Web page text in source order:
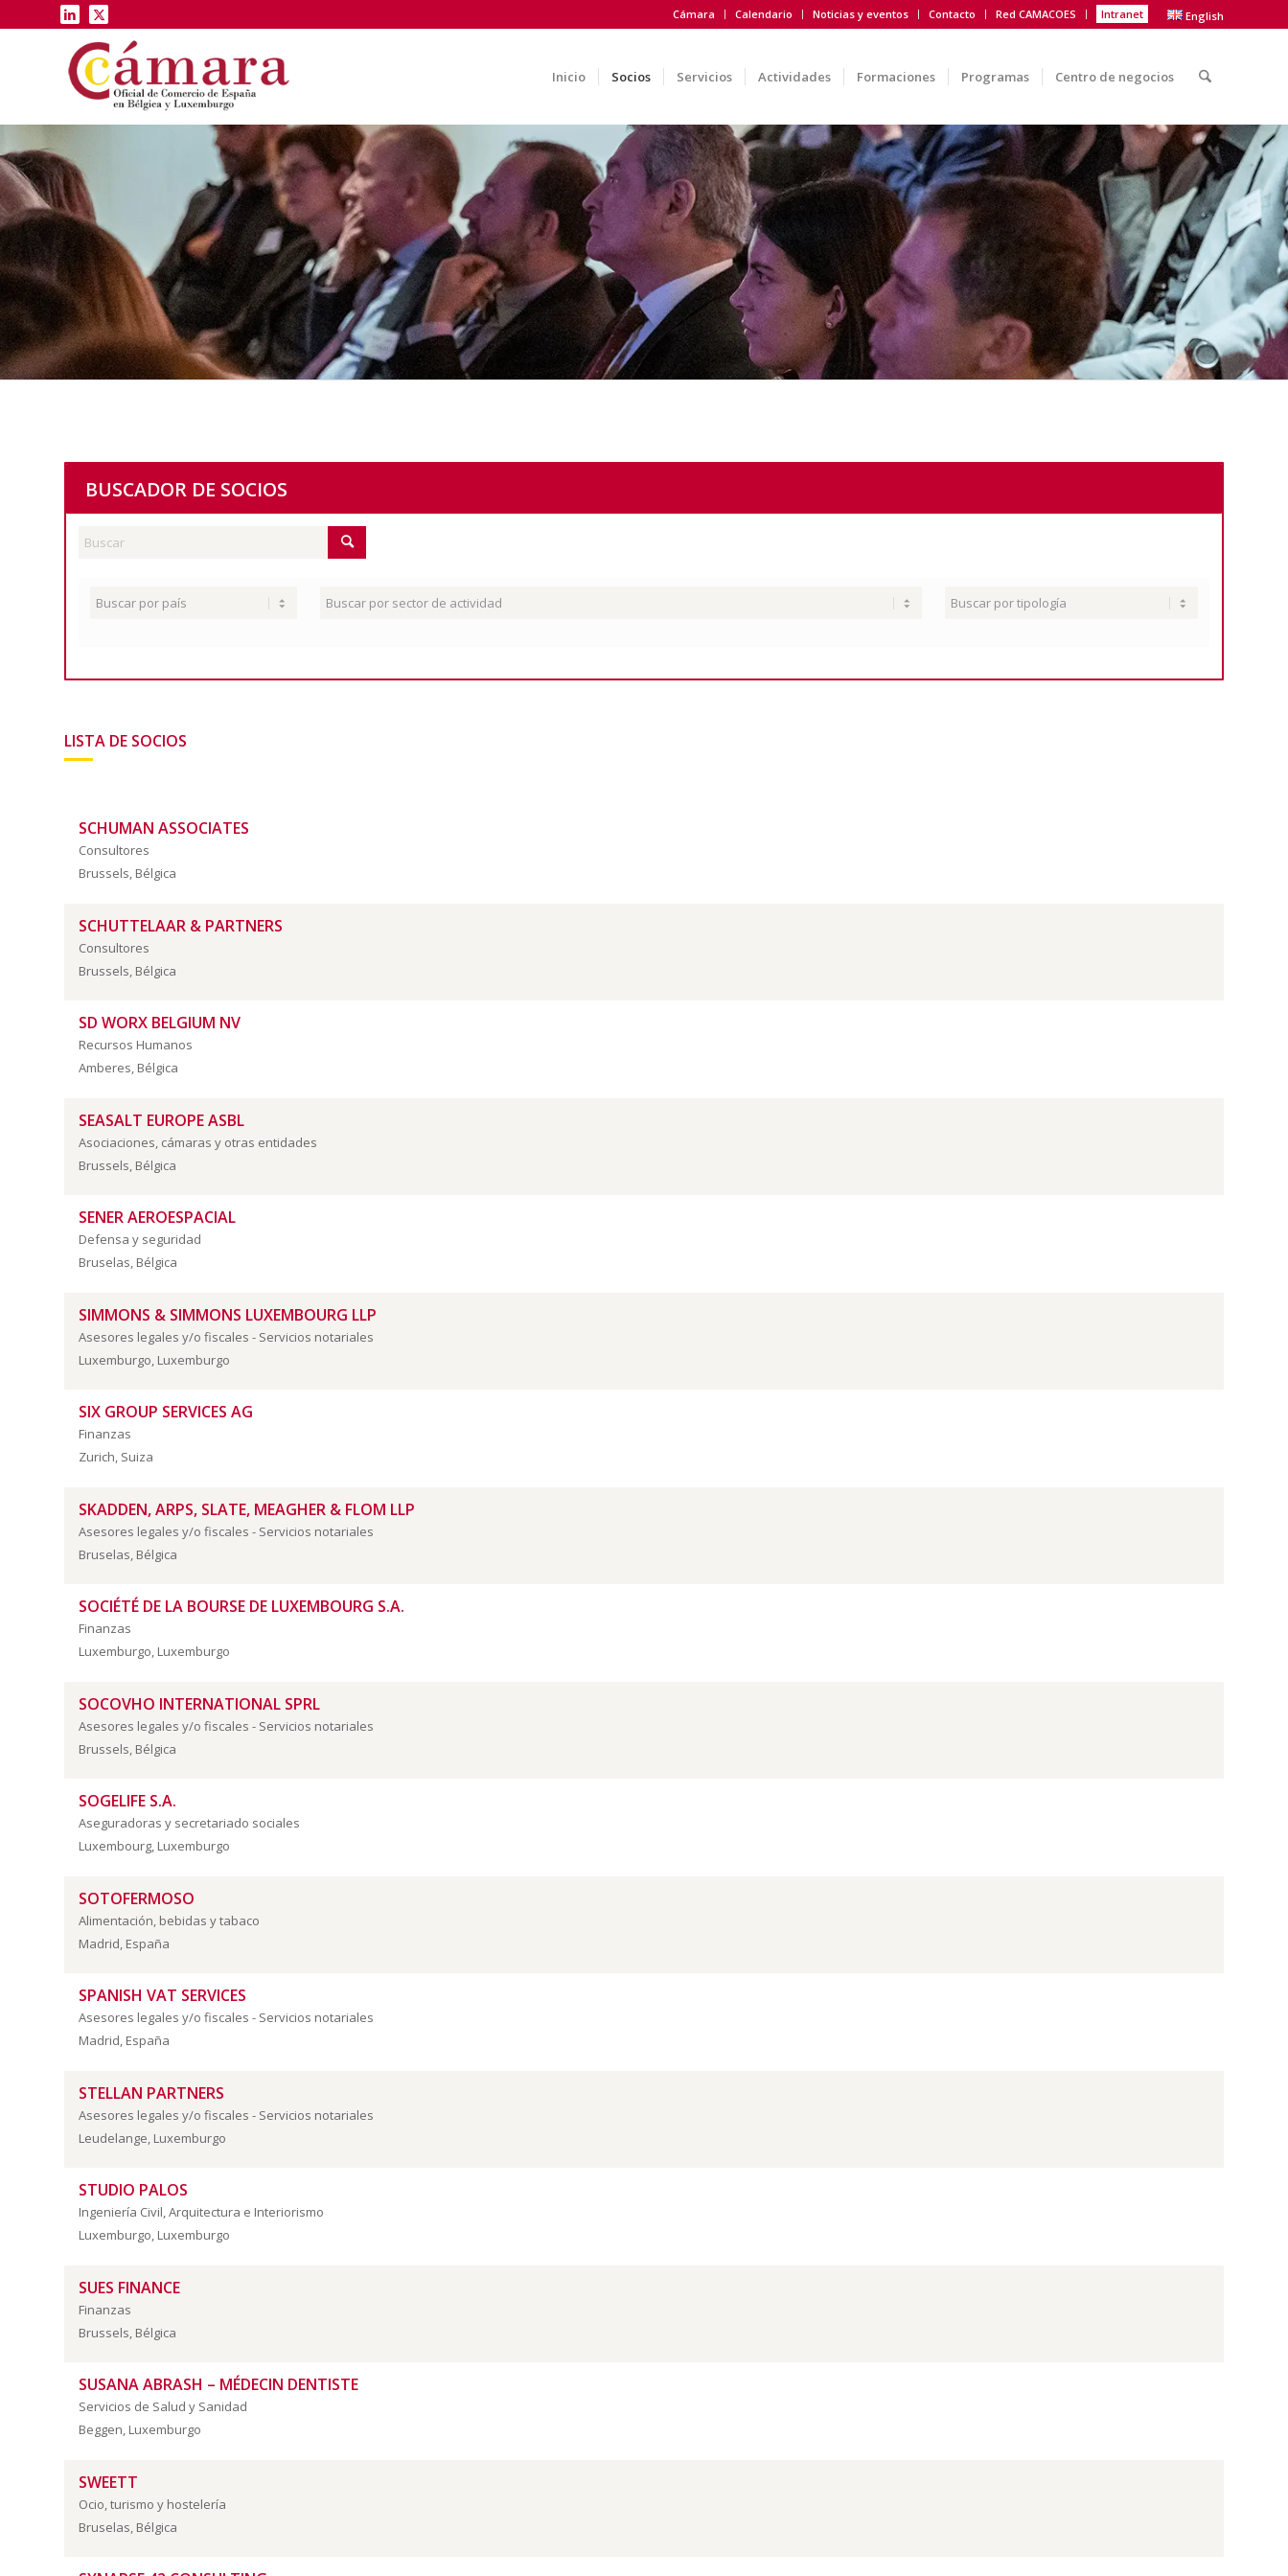
Cámara Calendario Noticias y eventos Contacto Red CAMACOES Intranet English
Inicio Socios Servicios Actividades Formaciones Programas Centro de negocios
BUSCADOR DE SOCIOS
LISTA DE SOCIOS
SCHUMAN ASSOCIATES
Consultores
Brussels, Bélgica
SCHUTTELAAR & PARTNERS
Consultores
Brussels, Bélgica
SD WORX BELGIUM NV
Recursos Humanos
Amberes, Bélgica
SEASALT EUROPE ASBL
Asociaciones, cámaras y otras entidades
Brussels, Bélgica
SENER AEROESPACIAL
Defensa y seguridad
Bruselas, Bélgica
SIMMONS & SIMMONS LUXEMBOURG LLP
Asesores legales y/o fiscales - Servicios notariales
Luxemburgo, Luxemburgo
SIX GROUP SERVICES AG
Finanzas
Zurich, Suiza
SKADDEN, ARPS, SLATE, MEAGHER & FLOM LLP
Asesores legales y/o fiscales - Servicios notariales
Bruselas, Bélgica
SOCIÉTÉ DE LA BOURSE DE LUXEMBOURG S.A.
Finanzas
Luxemburgo, Luxemburgo
SOCOVHO INTERNATIONAL SPRL
Asesores legales y/o fiscales - Servicios notariales
Brussels, Bélgica
SOGELIFE S.A.
Aseguradoras y secretariado sociales
Luxembourg, Luxemburgo
SOTOFERMOSO
Alimentación, bebidas y tabaco
Madrid, España
SPANISH VAT SERVICES
Asesores legales y/o fiscales - Servicios notariales
Madrid, España
STELLAN PARTNERS
Asesores legales y/o fiscales - Servicios notariales
Leudelange, Luxemburgo
STUDIO PALOS
Ingeniería Civil, Arquitectura e Interiorismo
Luxemburgo, Luxemburgo
SUES FINANCE
Finanzas
Brussels, Bélgica
SUSANA ABRASH – MÉDECIN DENTISTE
Servicios de Salud y Sanidad
Beggen, Luxemburgo
SWEETT
Ocio, turismo y hostelería
Bruselas, Bélgica